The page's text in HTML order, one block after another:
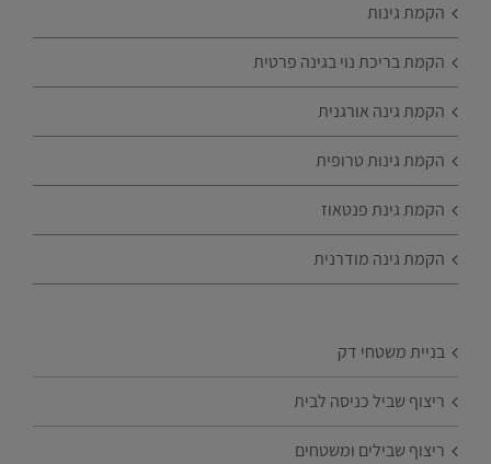
הקמת גינות
הקמת בריכת נוי בגינה פרטית
הקמת גינה אורגנית
הקמת גינות טרופית
הקמת גינת פנטאוז
הקמת גינה מודרנית
בניית משטחי דק
ריצוף שביל כניסה לבית
ריצוף שבילים ומשטחים